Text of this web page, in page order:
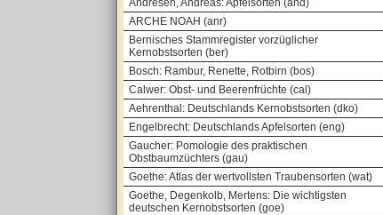
Andresen, Andreas: Apfelsorten (and)
ARCHE NOAH (anr)
Bernisches Stammregister vorzüglicher
Kernobstsorten (ber)
Bosch: Rambur, Renette, Rotbirn (bos)
Calwer: Obst- und Beerenfrüchte (cal)
Aehrenthal: Deutschlands Kernobstsorten (dko)
Engelbrecht: Deutschlands Apfelsorten (eng)
Gaucher: Pomologie des praktischen
Obstbaumzüchters (gau)
Goethe: Atlas der wertvollsten Traubensorten (wat)
Goethe, Degenkolb, Mertens: Die wichtigsten
deutschen Kernobstsorten (goe)